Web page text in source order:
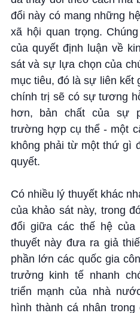
đổi này có mang những
xã hội quan trọng.
của quyết định luận về
sát và sự lựa chọn của
mục tiêu, đó là sự liên kết
chính trị sẽ có sự tương
hơn, bản chất của sự
trường hợp cụ thể - một
không phải từ một thứ gì
quyết.
Có nhiều lý thuyết khác
của khảo sát này, trong
đổi giữa các thế hệ của
thuyết này đưa ra giả
phần lớn các quốc gia
trưởng kinh tế nhanh
triển mạnh của nhà
hình thành cá nhân